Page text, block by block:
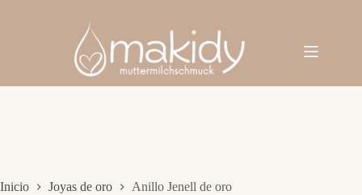
Inicio Joyas de oro Anillo Jenell de oro